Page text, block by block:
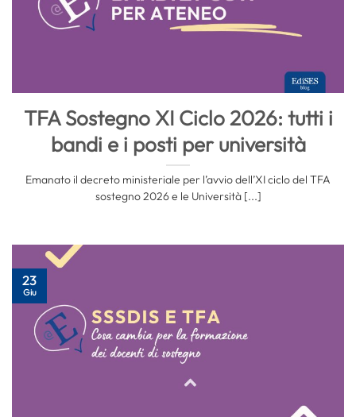
TFA Sostegno XI Ciclo 2026: tutti i
bandi e i posti per università
Emanato il decreto ministeriale per l’avvio dell’XI ciclo del TFA
sostegno 2026 e le Università [...]
23
Giu